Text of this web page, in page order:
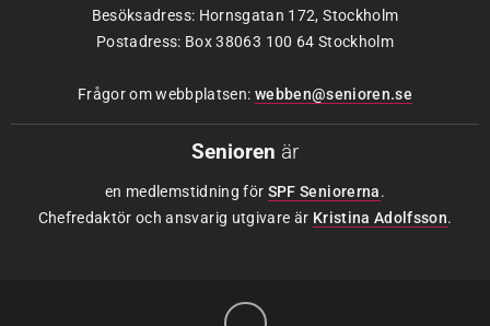
Besöksadress: Hornsgatan 172, Stockholm
Postadress: Box 38063 100 64 Stockholm
Frågor om webbplatsen: webben@senioren.se
Senioren är
en medlemstidning för SPF Seniorerna.
Chefredaktör och ansvarig utgivare är Kristina Adolfsson.